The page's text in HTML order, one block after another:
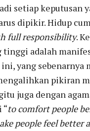
setiap keputusan
dipikir. Hidup
full responsibility.
tinggi adalah
yang sebenarnya
pikiran
juga dengan
“to comfort people
people feel better